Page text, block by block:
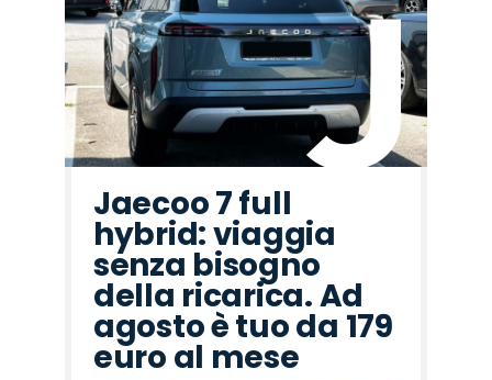
Jaecoo 7 full
hybrid: viaggia
senza bisogno
della ricarica. Ad
agosto è tuo da 179
euro al mese